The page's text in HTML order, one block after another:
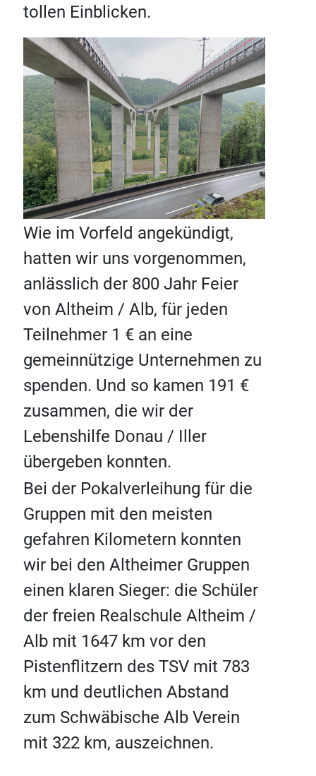
tollen Einblicken.
Wie im Vorfeld angekündigt,
hatten wir uns vorgenommen,
anlässlich der 800 Jahr Feier
von Altheim / Alb, für jeden
Teilnehmer 1 € an eine
gemeinnützige Unternehmen zu
spenden. Und so kamen 191 €
zusammen, die wir der
Lebenshilfe Donau / Iller
übergeben konnten.
Bei der Pokalverleihung für die
Gruppen mit den meisten
gefahren Kilometern konnten
wir bei den Altheimer Gruppen
einen klaren Sieger: die Schüler
der freien Realschule Altheim /
Alb mit 1647 km vor den
Pistenflitzern des TSV mit 783
km und deutlichen Abstand
zum Schwäbische Alb Verein
mit 322 km, auszeichnen.